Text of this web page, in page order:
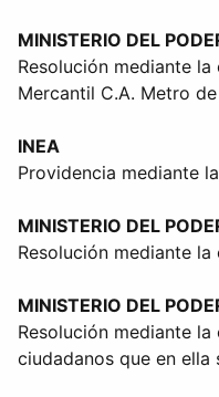
MINISTERIO DEL
Resolución mediante
Mercantil C.A. Metro
INEA
Providencia mediante
MINISTERIO DEL
Resolución mediante
MINISTERIO DEL
Resolución mediante
ciudadanos que en ella